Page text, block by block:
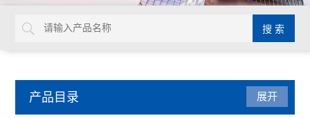
产品目录 展开